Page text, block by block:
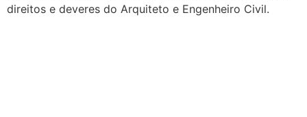
direitos e deveres do Arquiteto e Engenheiro Civil.